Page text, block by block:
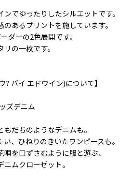
でゆったりしたシルエットです。
あるプリントを施しています。
ダーの2色展開です。
の一枚です。
? バイ エドウイン)について】
ズデニム
だちのようなデニムも。
、ひねりのきいたワンピースも。
を口ずさむように服と遊ぶ、
ムクローゼット。